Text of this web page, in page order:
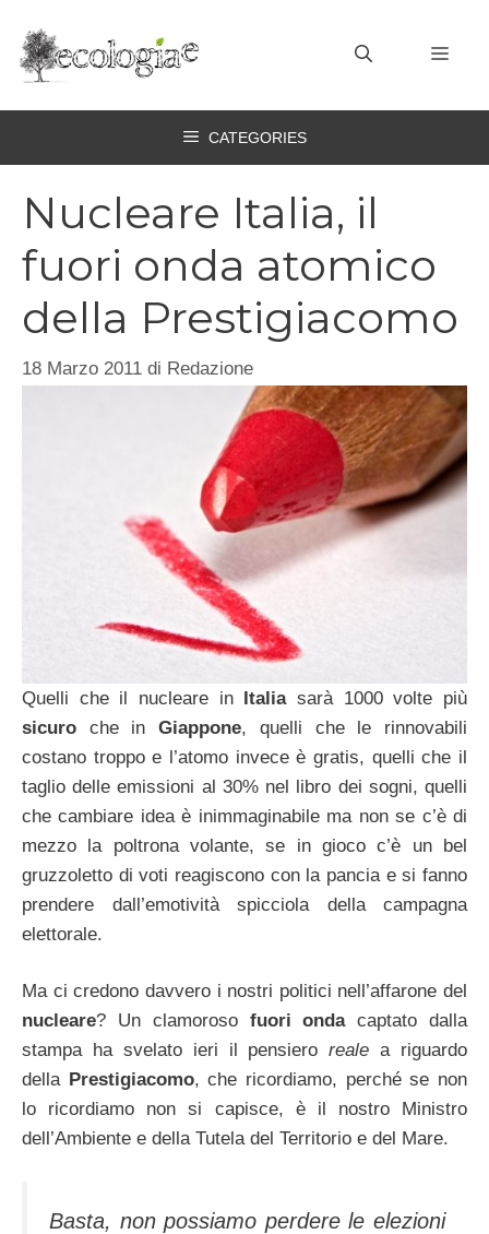
contenuto
CATEGORIES
Nucleare Italia, il
fuori onda atomico
della Prestigiacomo
18 Marzo 2011 di Redazione
Quelli che il nucleare in Italiasarà 1000 volte più
sicuro che inGiappone, quelli che le rinnovabili
costano troppo e l’atomo invece è gratis, quelli che il
taglio delle emissioni al 30% nel libro dei sogni, quelli
che cambiare idea è inimmaginabile ma non se c’è di
mezzo la poltrona volante, se in gioco c’è un bel
gruzzoletto di voti reagiscono con la pancia e si fanno
prendere dall’emotività spicciola della campagna
elettorale.
Ma ci credono davvero i nostri politici nell’affarone del
nucleare? Un clamoroso fuori ondacaptato dalla
stampa ha svelato ieri il pensieroreale a riguardo
della Prestigiacomo, che ricordiamo, perché se non
lo ricordiamo non si capisce, è il nostro Ministro
dell’Ambiente e della Tutela del Territorio e del Mare.
Basta, non possiamo perdere le elezioni